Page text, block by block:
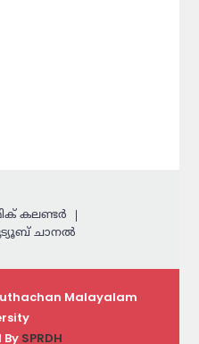
കലണ്ടര്‍
ചാനൽ
Malayalam
By SPRDH